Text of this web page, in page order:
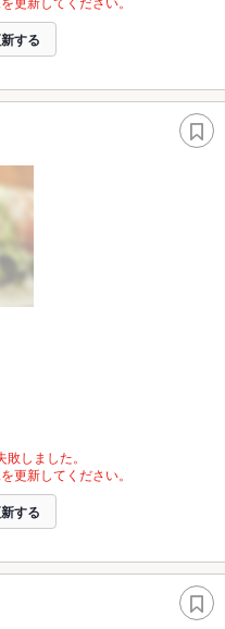
する
しました。
更新してください。
する